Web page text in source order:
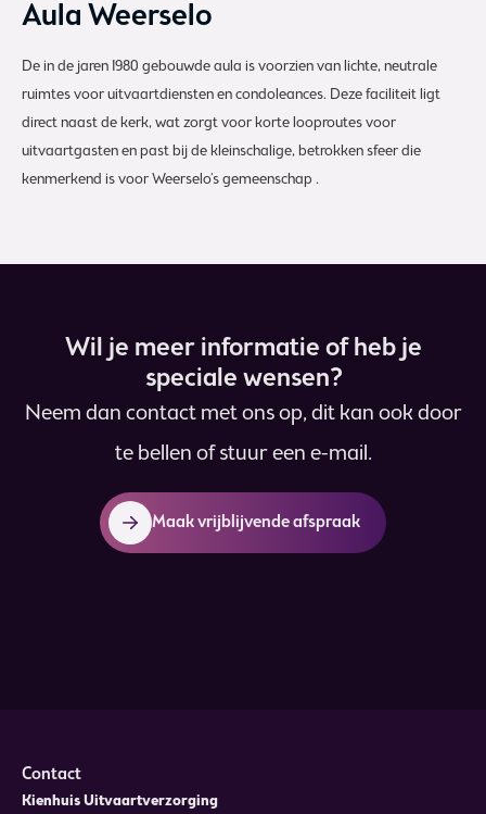
Aula Weerselo
De in de jaren 1980 gebouwde aula is voorzien van lichte, neutrale
ruimtes voor uitvaartdiensten en condoleances. Deze faciliteit ligt
direct naast de kerk, wat zorgt voor korte looproutes voor
uitvaartgasten en past bij de kleinschalige, betrokken sfeer die
kenmerkend is voor Weerselo’s gemeenschap .
Wil je meer informatie of heb je
speciale wensen?
Neem dan contact met ons op, dit kan ook door
te bellen of stuur een e-mail.
Maak vrijblijvende afspraak
Contact
Kienhuis Uitvaartverzorging